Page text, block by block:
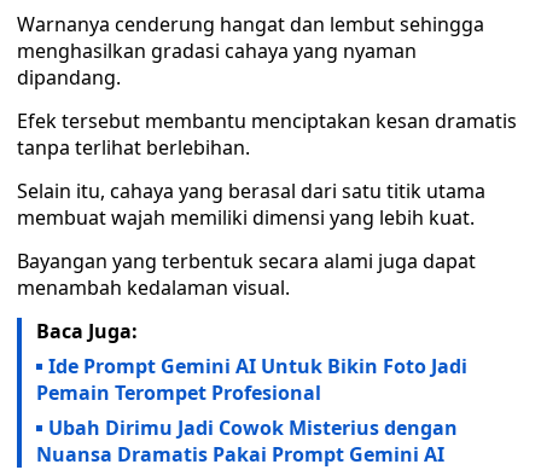
Warnanya cenderung hangat dan lembut sehingga
menghasilkan gradasi cahaya yang nyaman
dipandang.
Efek tersebut membantu menciptakan kesan dramatis
tanpa terlihat berlebihan.
Selain itu, cahaya yang berasal dari satu titik utama
membuat wajah memiliki dimensi yang lebih kuat.
Bayangan yang terbentuk secara alami juga dapat
menambah kedalaman visual.
Baca Juga:
Ide Prompt Gemini AI Untuk Bikin Foto Jadi
Pemain Terompet Profesional
Ubah Dirimu Jadi Cowok Misterius dengan
Nuansa Dramatis Pakai Prompt Gemini AI